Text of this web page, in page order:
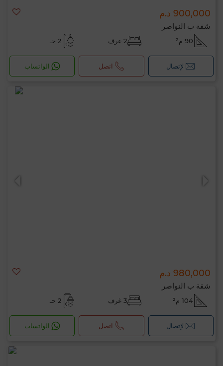
900,000 د.م
شقة ب النواصر
90 م² 2 غرف 2 حـ
لإتصال اتصل الواتساب
980,000 د.م
شقة ب النواصر
104 م² 3 غرف 2 حـ
لإتصال اتصل الواتساب